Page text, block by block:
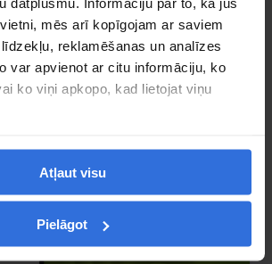
mēs arī kopīgojam ar saviem
reklamēšanas un analīzes
var apvienot ar citu informāciju, ko
ko viņi apkopo, kad lietojat viņu
Atļaut visu
Pielāgot
un